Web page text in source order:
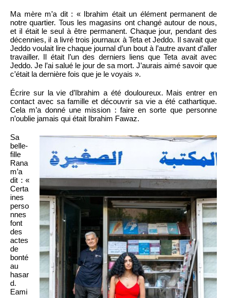
Ma mère m’a dit : « Ibrahim était un élément permanent de
notre quartier. Tous les magasins ont changé autour de nous,
et il était le seul à être permanent. Chaque jour, pendant des
décennies, il a livré trois journaux à Teta et Jeddo. Il savait que
Jeddo voulait lire chaque journal d’un bout à l’autre avant d’aller
travailler. Il était l’un des derniers liens que Teta avait avec
Jeddo. Je l’ai salué le jour de sa mort. J’aurais aimé savoir que
c’était la dernière fois que je le voyais ».
Écrire sur la vie d’Ibrahim a été douloureux. Mais entrer en
contact avec sa famille et découvrir sa vie a été cathartique.
Cela m’a donné une mission : faire en sorte que personne
n’oublie jamais qui était Ibrahim Fawaz.
Sa
belle-
fille
Rana
m’a
dit : «
Certa
ines
perso
nnes
font
des
actes
de
bonté
au
hasar
d.
Eami